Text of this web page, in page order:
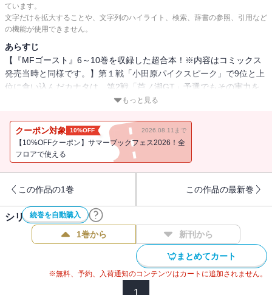
ています。
文字だけを拡大することや、文字列のハイライト、検索、辞書の参照、引用など
の機能が使用できません。
あらすじ
【『MFゴースト』6～10巻を収録した超合本！※内容はコミックス
発売当時と同様です。】第１戦「小田原パイクスピーク」で9位と上
位に食い込んだカナタは、第2戦「芦ノ湖GT」予選でもその実力を
見せつけた。いよいよ「芦ノ湖GT」決勝がスタート!! 雨が降りしき
言葉に違わない本領を見せつける――。
もっと見る
クーポン対象 10%OFF 2026.08.11まで
【10%OFFクーポン】サマーブックフェス2026！全
フロアで使える
この作品の1巻 この作品の最新巻
続巻を自動購入
シリーズ作品(5件)
1巻から 新刊から
まとめてカート
※無料、予約、入荷通知のコンテンツはカートに追加されません。